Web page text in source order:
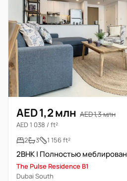
AED 1,2 млн AED 1,3 млн
AED 1 038 / ft²
2
3 1 156 ft²
2BHK | Полностью
The Pulse Residence B1
Dubai South